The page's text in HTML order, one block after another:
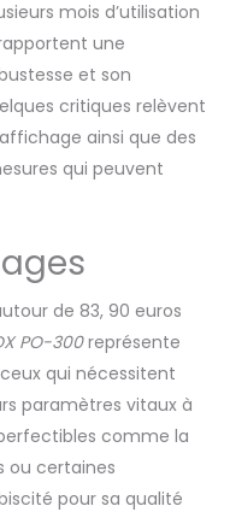
mois d’utilisation
une
et son
critiques relèvent
ainsi que des
qui peuvent
de 83, 90 euros
PO-300représente
qui nécessitent
paramètres vitaux à
comme la
ou certaines
pour sa qualité